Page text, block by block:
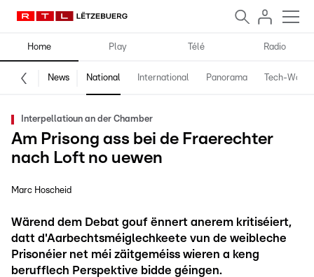
Home Play Télé Radio
News National International Panorama Tech-World
Interpellatioun an der Chamber
Am Prisong ass bei de Fraerechter
nach Loft no uewen
Marc Hoscheid
Wärend dem Debat gouf ënnert anerem kritiséiert,
datt d'Aarbechtsméiglechkeete vun de weibleche
Prisonéier net méi zäitgeméiss wieren a keng
berufflech Perspektive bidde géingen.